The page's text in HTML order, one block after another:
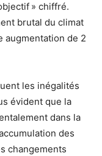
» chiffré.
brutal du climat
augmentation de 2
les inégalités
évident que la
dans la
des
changements